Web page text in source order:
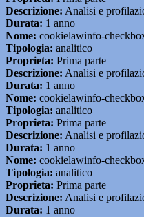
Descrizione: Analisi e
Durata: 1 anno
Nome: cookielawinfo-
Tipologia: analitico
Proprieta: Prima parte
Descrizione: Analisi e
Durata: 1 anno
Nome: cookielawinfo-
Tipologia: analitico
Proprieta: Prima parte
Descrizione: Analisi e
Durata: 1 anno
Nome: cookielawinfo-
Tipologia: analitico
Proprieta: Prima parte
Descrizione: Analisi e
Durata: 1 anno